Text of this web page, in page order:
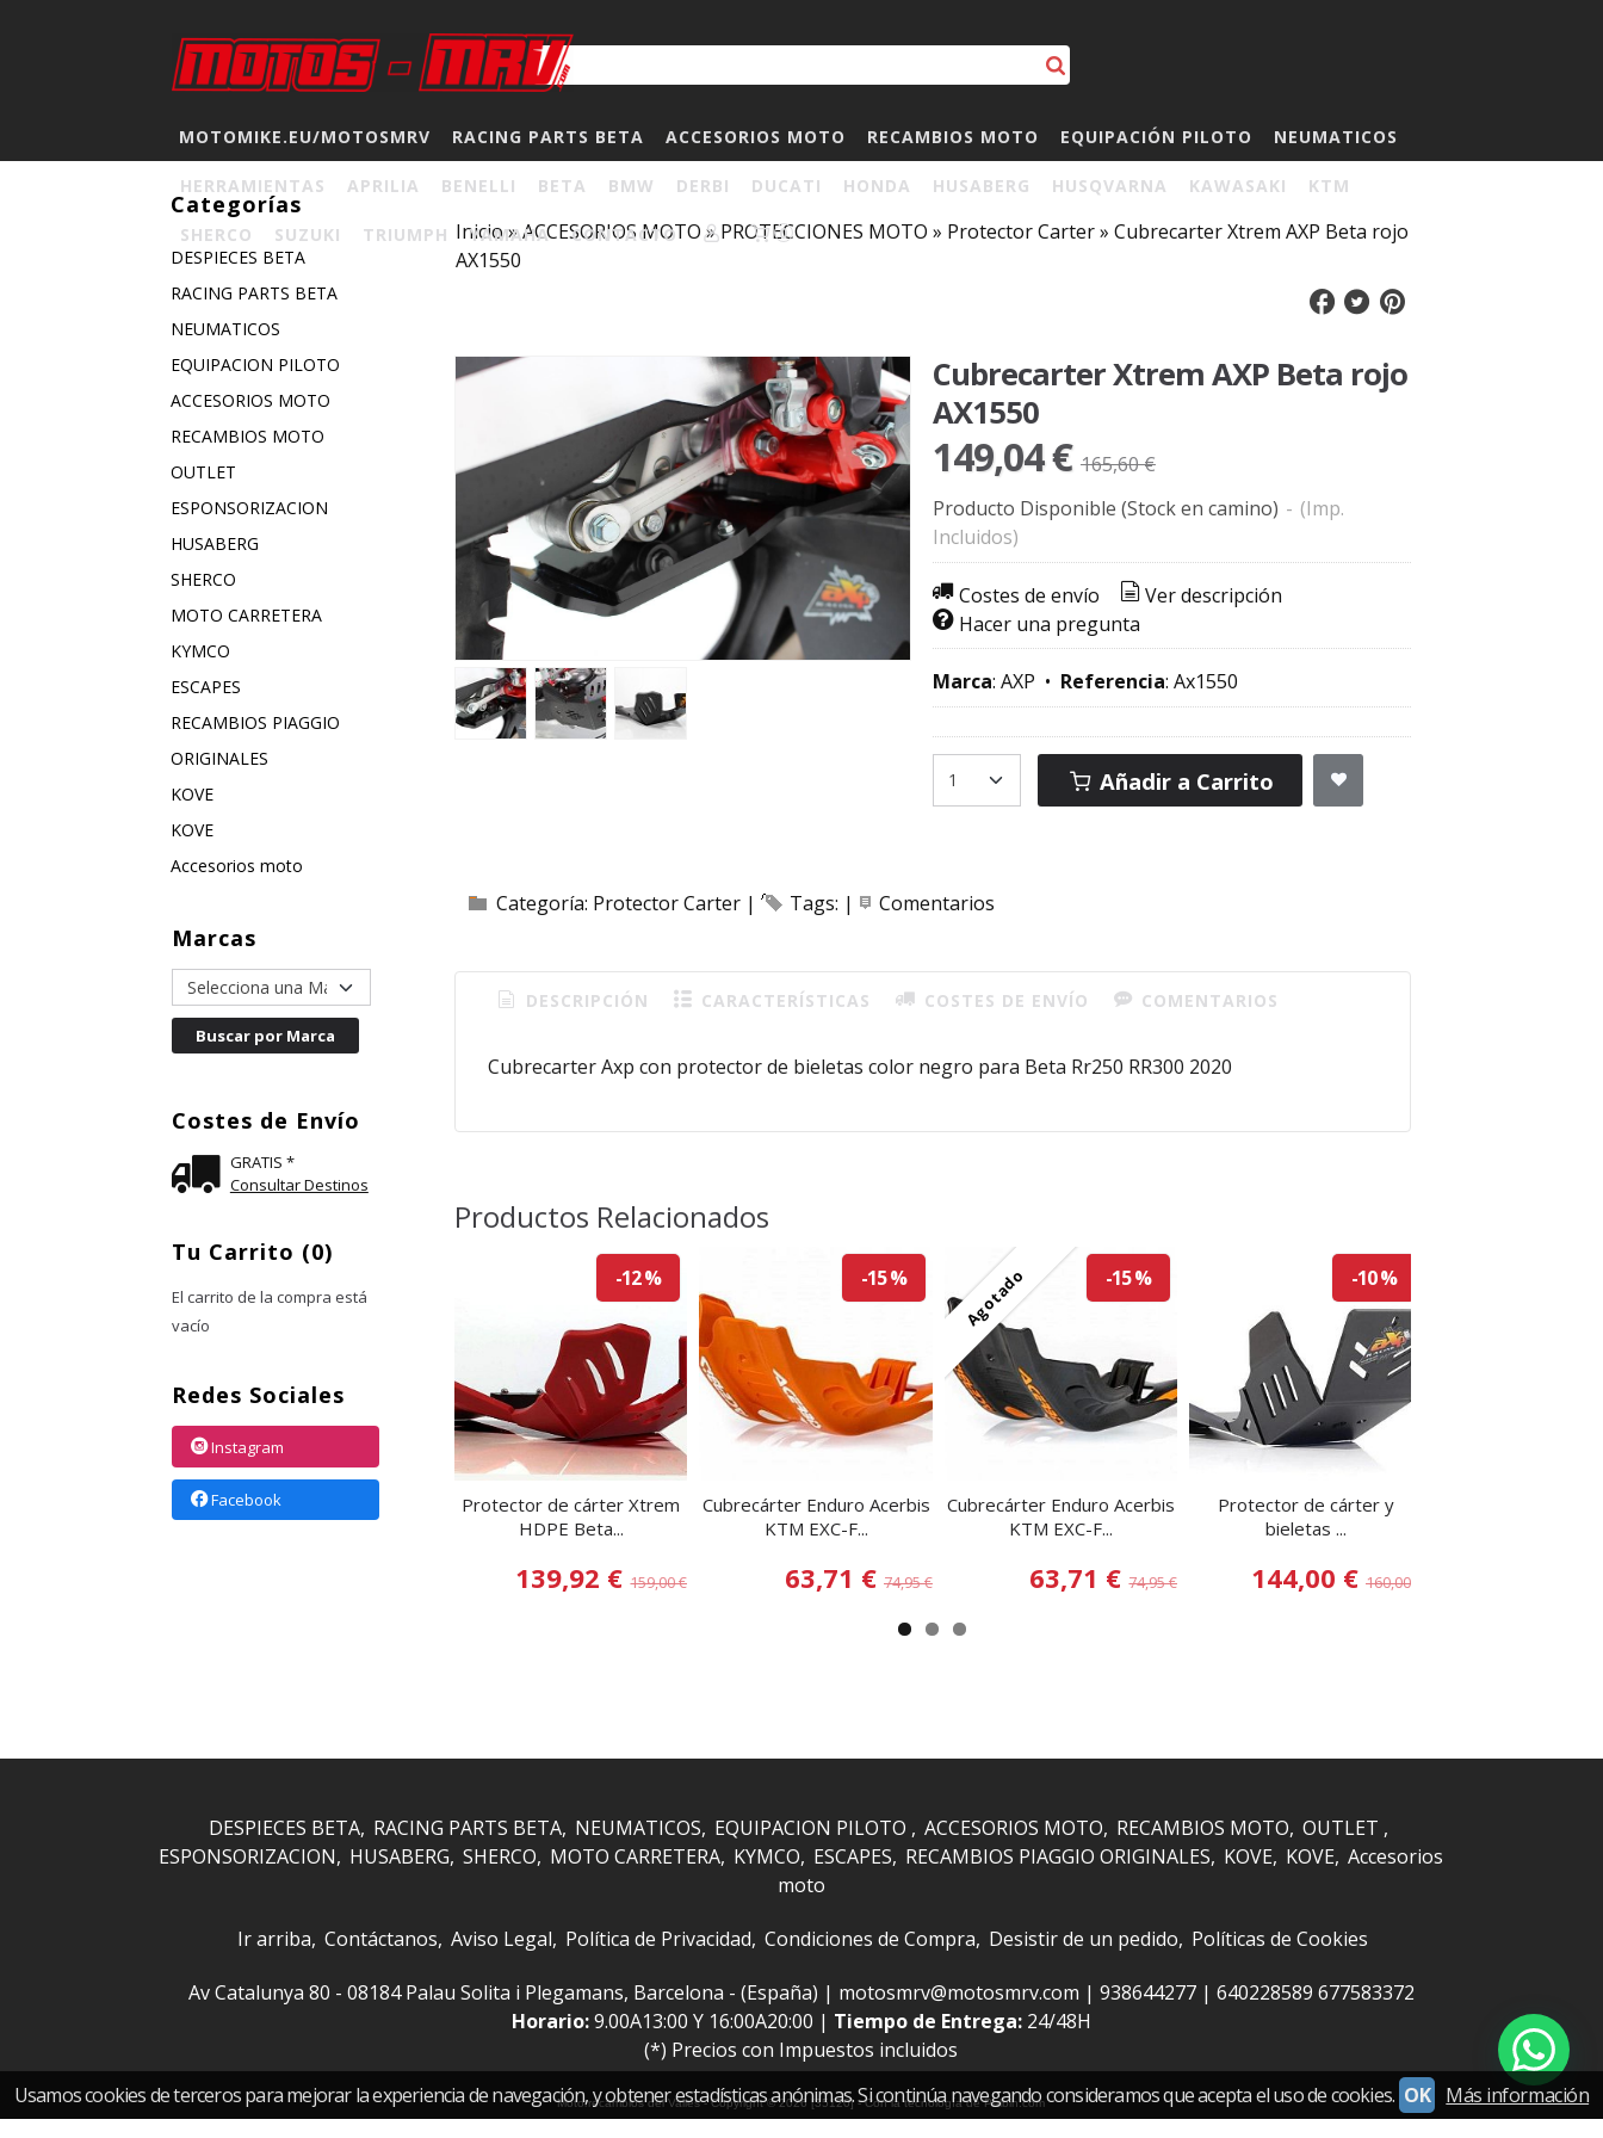
MOTOMIKE.EU/MOTOSMRV RACING PARTS BETA ACCESORIOS MOTO RECAMBIOS MOTO EQUIPACIÓN PILOTO NEUMATICOS
HERRAMIENTAS APRILIA BENELLI BETA BMW DERBI DUCATI HONDA HUSABERG HUSQVARNA KAWASAKI KTM
SHERCO SUZUKI TRIUMPH YAMAHA CONTACTO 0
Categorías
DESPIECES BETA
RACING PARTS BETA
NEUMATICOS
EQUIPACION PILOTO
ACCESORIOS MOTO
RECAMBIOS MOTO
OUTLET
ESPONSORIZACION
HUSABERG
SHERCO
MOTO CARRETERA
KYMCO
ESCAPES
RECAMBIOS PIAGGIO
ORIGINALES
KOVE
KOVE
Accesorios moto
Marcas
Costes de Envío
GRATIS *
Consultar Destinos
Tu Carrito (0)
El carrito de la compra está
vacío
Redes Sociales
Instagram
Facebook
Inicio»ACCESORIOS MOTO»PROTECCIONES MOTO » Protector Carter» Cubrecarter Xtrem AXP Beta rojo
AX1550
Cubrecarter Xtrem AXP Beta rojo
AX1550
149,04 € 165,60 €
Producto Disponible (Stock en camino) - (Imp.
Incluidos)
Costes de envío
Ver descripción
Hacer una pregunta
Marca: AXP • Referencia: Ax1550
Añadir a Carrito
Categoría: Protector Carter| Tags: | Comentarios
DESCRIPCIÓN CARACTERÍSTICAS COSTES DE ENVÍO COMENTARIOS
Cubrecarter Axp con protector de bieletas color negro para Beta Rr250 RR300 2020
Productos Relacionados
-12 %
Protector de cárter Xtrem
HDPE Beta...
139,92 €159,00 €
-15 %
Cubrecárter Enduro Acerbis
KTM EXC-F...
63,71 € 74,95 €
Agotado -15 %
Cubrecárter Enduro Acerbis
KTM EXC-F...
63,71 €74,95 €
-10 %
Protector de cárter y
bieletas ...
144,00 € 160,00 €
DESPIECES BETA RACING PARTS BETA NEUMATICOS EQUIPACION PILOTO ACCESORIOS MOTO RECAMBIOS MOTO OUTLET
ESPONSORIZACION
HUSABERG SHERCO MOTO CARRETERA KYMCO ESCAPES RECAMBIOS PIAGGIO ORIGINALES KOVE KOVE Accesorios
moto
Ir arriba Contáctanos Aviso Legal Política de Privacidad Condiciones de Compra Desistir de un pedido Políticas de Cookies
Av Catalunya 80 - 08184 Palau Solita i Plegamans, Barcelona - (España) | motosmrv@motosmrv.com | 938644277| 640228589 677583372
Horario:9.00A13:00 Y 16:00A20:00 | Tiempo de Entrega: 24/48H
(*) Precios con Impuestos incluidos
Motorrecambios del Valles- Copyright © 2026 [35120] - Con la tecnología de Palbin.com
Usamos cookies de terceros para mejorar la experiencia de navegación, y obtener estadísticas anónimas. Si continúa navegando consideramos que acepta el uso de cookies. OK Más información